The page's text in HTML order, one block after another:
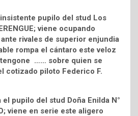
pupilo del stud Los
viene ocupando
rivales de superior enjundia
rompa el cántaro este veloz
…… sobre quien se
cotizado piloto Federico F.
pupilo del stud Doña Enilda N°
viene en serie este aligero